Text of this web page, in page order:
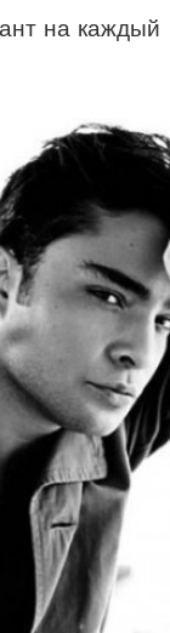
на каждый